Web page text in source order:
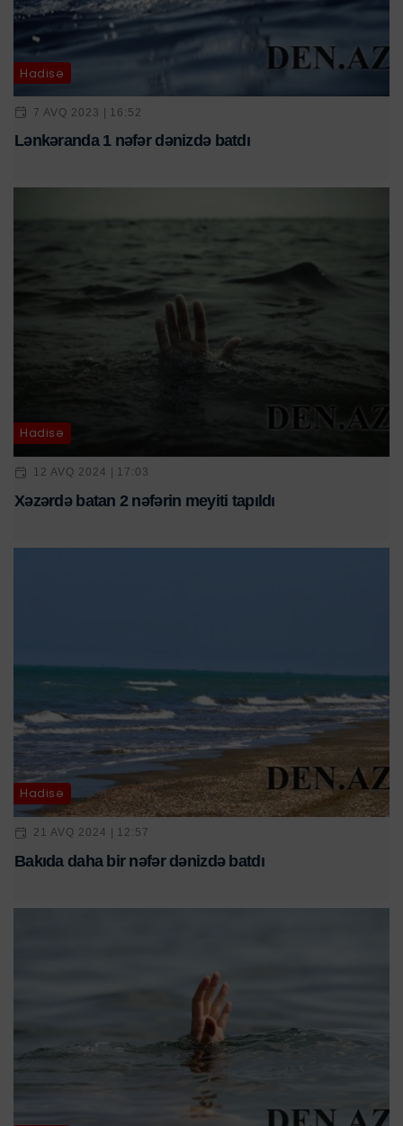
Hadisə
7 AVQ 2023 | 16:52
Lənkəranda 1 nəfər dənizdə batdı
Hadisə
12 AVQ 2024 | 17:03
Xəzərdə batan 2 nəfərin meyiti tapıldı
Hadisə
21 AVQ 2024 | 12:57
Bakıda daha bir nəfər dənizdə batdı